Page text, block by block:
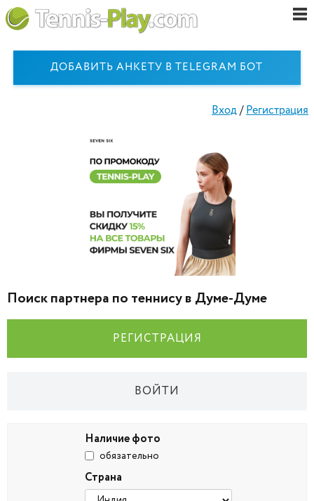
ДОБАВИТЬ АНКЕТУ В TELEGRAM БОТ
Вход/Регистрация
Поиск партнера по теннису в Думе-Думе
РЕГИСТРАЦИЯ
ВОЙТИ
Наличие фото
обязательно
Страна